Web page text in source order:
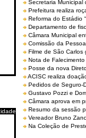
Secretaria
Prefeitura realiza
Reforma do Estádio
Departamento de
Câmara Municipal
Comissão da
Filme de São Carlos
Nota de
Posse da nova
ACISC realiza
Pedidos de Seguro-
Gustavo Pozzi e
Câmara aprova em
Resumo da sessão
Vereador Bruno
Na Coleção de